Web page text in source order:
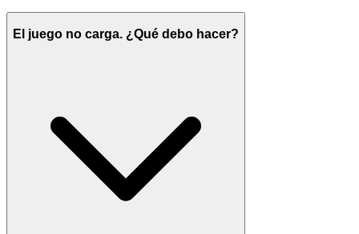
El juego no carga. ¿Qué debo hacer?